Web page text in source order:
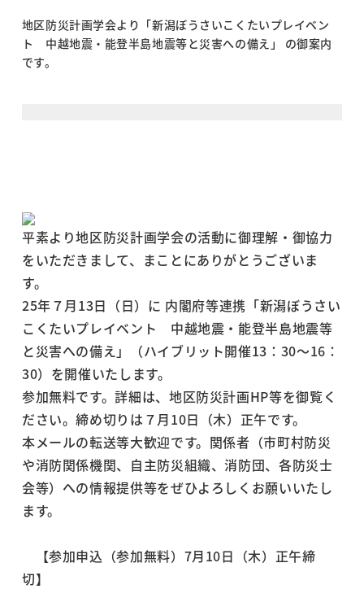
地区防災計画学会より「新潟ぼうさいこくたいプレイベン
ト 中越地震・能登半島地震等と災害への備え」 の御案内
です。
平素より地区防災計画学会の活動に御理解・御協力
をいただきまして、まことにありがとうございま
す。
25年７月13日（日）に 内閣府等連携「新潟ぼうさい
こくたいプレイベント 中越地震・能登半島地震等
と災害への備え」（ハイブリット開催13：30～16：
30）を開催いたします。
参加無料です。詳細は、地区防災計画HP等を御覧く
ださい。締め切りは７月10日（木）正午です。
本メールの転送等大歓迎です。関係者（市町村防災
や消防関係機関、自主防災組織、消防団、各防災士
会等）への情報提供等をぜひよろしくお願いいたし
ます。
【参加申込（参加無料）7月10日（木）正午締
切】